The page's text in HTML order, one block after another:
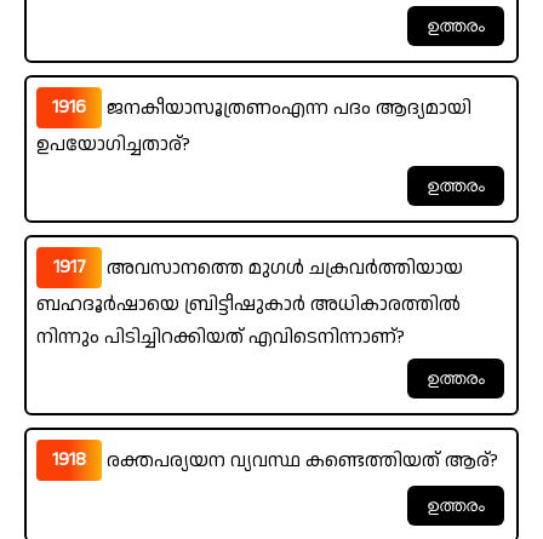
1916
ജനകീയാസൂത്രണംഎന്ന പദം ആദ്യമായി
ഉപയോഗിച്ചതാര്?
1917
അവസാനത്തെ മുഗൾ ചക്രവർത്തിയായ
ബഹദൂർഷായെ ബ്രിട്ടീഷുകാർ അധികാരത്തിൽ
നിന്നും പിടിച്ചിറക്കിയത് എവിടെനിന്നാണ്?
1918 രക്തപര്യയന വ്യവസ്ഥ കണ്ടെത്തിയത് ആര്?